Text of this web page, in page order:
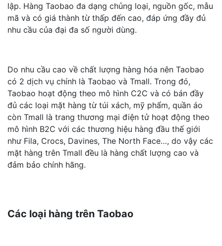
lập. Hàng Taobao đa dạng chủng loại, nguồn gốc, mẫu
mã và có giá thành từ thấp đến cao, đáp ứng đầy đủ
nhu cầu của đại đa số người dùng.
Do nhu cầu cao về chất lượng hàng hóa nên Taobao
có 2 dịch vụ chính là Taobao và Tmall. Trong đó,
Taobao hoạt động theo mô hình C2C và có bán đầy
đủ các loại mặt hàng từ túi xách, mỹ phẩm, quần áo
còn Tmall là trang thương mại điện tử hoạt động theo
mô hình B2C với các thương hiệu hàng đầu thế giới
như Fila, Crocs, Davines, The North Face…, do vậy các
mặt hàng trên Tmall đều là hàng chất lượng cao và
đảm bảo chính hãng.
Các loại hàng trên Taobao